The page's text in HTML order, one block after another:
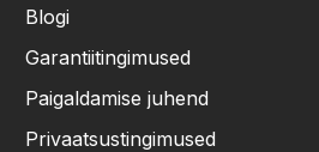
Blogi
Garantiitingimused
Paigaldamise juhend
Privaatsustingimused